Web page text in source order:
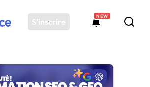
S'inscrire
NEW